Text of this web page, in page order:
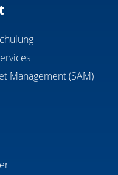
Management (SAM)